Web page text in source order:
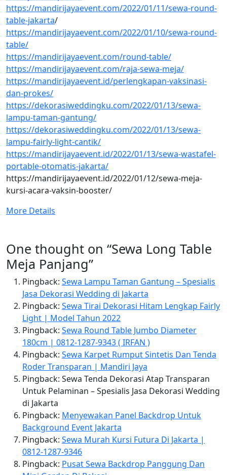
https://mandirijayaevent.com/2022/01/11/sewa-round-
table-jakarta/
https://mandirijayaevent.com/2022/01/10/sewa-round-
table/
https://mandirijayaevent.com/round-table/
https://mandirijayaevent.com/raja-sewa-meja/
https://mandirijayaevent.id/perlengkapan-vaksinasi-
dan-prokes/
https://dekorasiweddingku.com/2022/01/13/sewa-
lampu-taman-gantung/
https://dekorasiweddingku.com/2022/01/13/sewa-
lampu-fairly-light-cantik/
https://mandirijayaevent.id/2022/01/13/sewa-wastafel-
portable-otomatis-jakarta/
https://mandirijayaevent.id/2022/01/12/sewa-meja-
kursi-acara-vaksin-booster/
More Details
One thought on “Sewa Long Table
Meja Panjang”
Pingback: Sewa Lampu Taman Gantung – Spesialis
Jasa Dekorasi Wedding di Jakarta
Pingback: Sewa Tirai Dekorasi Hitam Lengkap Fairly
Light | Model Tahun 2022
Pingback: Sewa Round Table Jumbo Diameter
180cm | 0812-1287-9343 ( IRFAN )
Pingback: Sewa Karpet Rumput Sintetis Dan Tenda
Roder Transparan | Mandiri Jaya
Pingback: Sewa Tenda Dekorasi Atap Transparan
Untuk Pelaminan – Spesialis Jasa Dekorasi Wedding
di Jakarta
Pingback: Menyewakan Panel Backdrop Untuk
Background Event Jakarta
Pingback: Sewa Murah Kursi Futura Di Jakarta |
0812-1287-9346
Pingback: Pusat Sewa Backdrop Panggung Dan